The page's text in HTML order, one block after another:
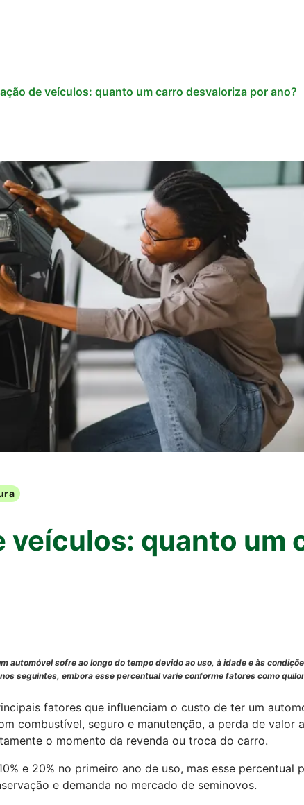
de veículos: quanto um carro desvaloriza por ano?
veículos: quanto um
automóvel sofre ao longo do tempo devido ao uso, à idade e às
seguintes, embora esse percentual varie conforme fatores como
fatores que influenciam o custo de ter um
combustível, seguro e manutenção, a perda de
o momento da revenda ou troca do carro.
e 20% no primeiro ano de uso, mas esse
e demanda no mercado de seminovos.